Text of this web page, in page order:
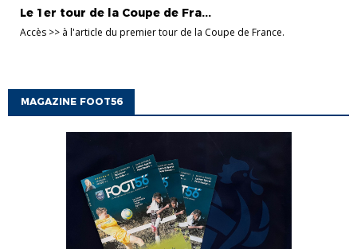
Le 1er tour de la Coupe de Fra...
Accès >> à l'article du premier tour de la Coupe de France.
MAGAZINE FOOT56